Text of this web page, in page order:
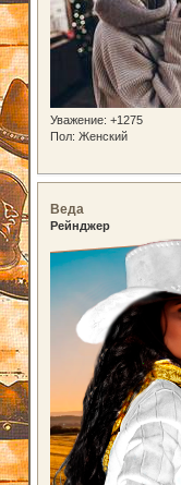
Уважение: +1275
Пол: Женский
Веда
Рейнджер